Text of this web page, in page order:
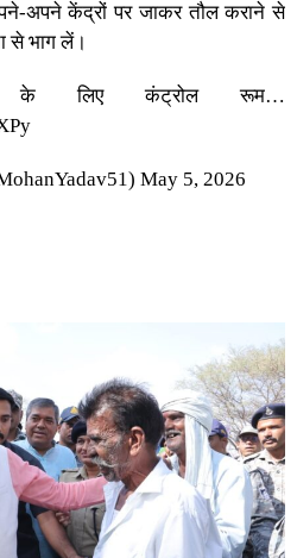
अपने केंद्रों पर जाकर तौल कराने से
से भाग लें।
के लिए कंट्रोल रूम…
May 5, 2026